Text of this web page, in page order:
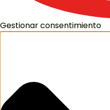
Gestionar consentimiento